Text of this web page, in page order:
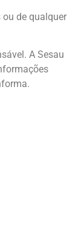
de qualquer
A Sesau